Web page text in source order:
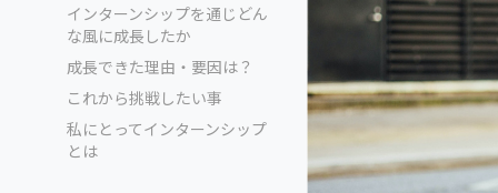
インターンシップを通じどん
な風に成長したか
成長できた理由・要因は？
これから挑戦したい事
私にとってインターンシップ
とは